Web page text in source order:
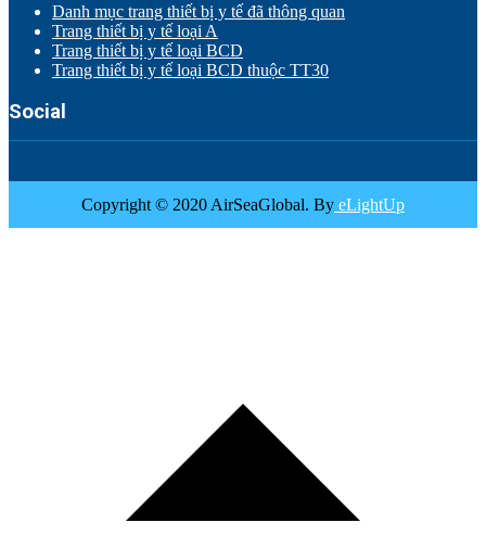
Danh mục trang thiết bị y tế đã thông quan
Trang thiết bị y tế loại A
Trang thiết bị y tế loại BCD
Trang thiết bị y tế loại BCD thuộc TT30
Social
Copyright © 2020 AirSeaGlobal. By eLightUp